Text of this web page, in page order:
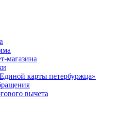
магазина
карты петербуржца»
вычета